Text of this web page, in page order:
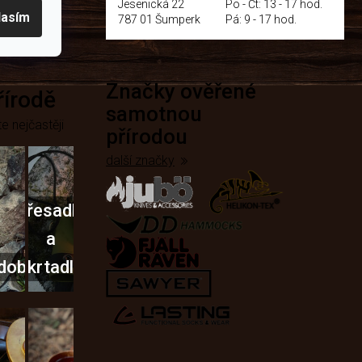
Jesenická 22
787 01 Šumperk
Po - Čt: 13 - 17 hod.
Pá: 9 - 17 hod.
nejčastěji
Křesadla
a
škrtadla
Značky ověřené
samotnou
přírodou
další značky